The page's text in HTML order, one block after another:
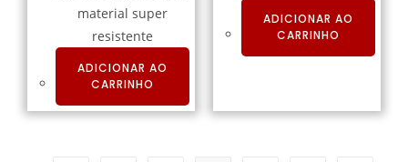
material super
resistente
ADICIONAR AO
CARRINHO
ADICIONAR AO
CARRINHO